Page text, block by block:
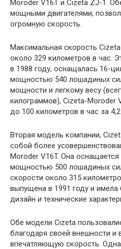
Moroder V16T и Cizeta ZJ-1.
мощными двигателями,
огромную скорость.
Максимальная скорость
около 329 километров в час.
в 1988 году, оснащалась 16-
мощностью 540 лошадиных
мощности и легкому весу
килограммов), Cizeta-Moroder
до 100 километров в час за
Вторая модель компании,
собой более
Moroder V16T. Она
мощностью 500 лошадиных
скорости около 315
выпущена в 1991 году и
дизайн и технические
Обе модели Cizeta
благодаря своей внешности и
впечатляющую скорость.